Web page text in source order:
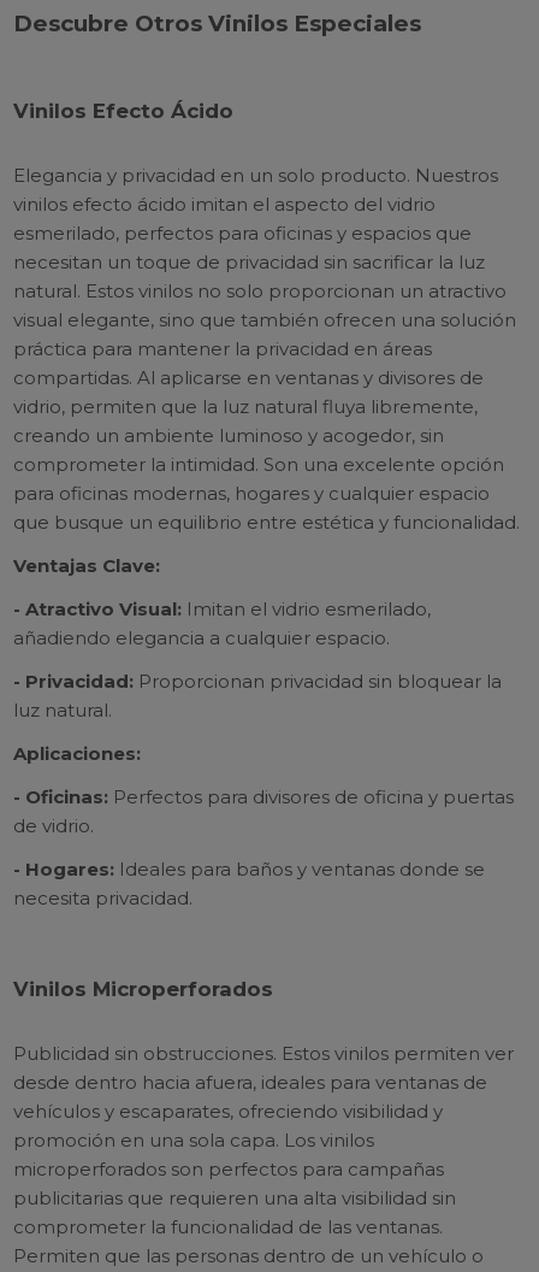
Descubre Otros Vinilos Especiales
Vinilos Efecto Ácido
Elegancia y privacidad en un solo producto. Nuestros
vinilos efecto ácido imitan el aspecto del vidrio
esmerilado, perfectos para oficinas y espacios que
necesitan un toque de privacidad sin sacrificar la luz
natural. Estos vinilos no solo proporcionan un atractivo
visual elegante, sino que también ofrecen una solución
práctica para mantener la privacidad en áreas
compartidas. Al aplicarse en ventanas y divisores de
vidrio, permiten que la luz natural fluya libremente,
creando un ambiente luminoso y acogedor, sin
comprometer la intimidad. Son una excelente opción
para oficinas modernas, hogares y cualquier espacio
que busque un equilibrio entre estética y funcionalidad.
Ventajas Clave:
- Atractivo Visual: Imitan el vidrio esmerilado,
añadiendo elegancia a cualquier espacio.
- Privacidad: Proporcionan privacidad sin bloquear la
luz natural.
Aplicaciones:
- Oficinas: Perfectos para divisores de oficina y puertas
de vidrio.
- Hogares: Ideales para baños y ventanas donde se
necesita privacidad.
Vinilos Microperforados
Publicidad sin obstrucciones. Estos vinilos permiten ver
desde dentro hacia afuera, ideales para ventanas de
vehículos y escaparates, ofreciendo visibilidad y
promoción en una sola capa. Los vinilos
microperforados son perfectos para campañas
publicitarias que requieren una alta visibilidad sin
comprometer la funcionalidad de las ventanas.
Permiten que las personas dentro de un vehículo o